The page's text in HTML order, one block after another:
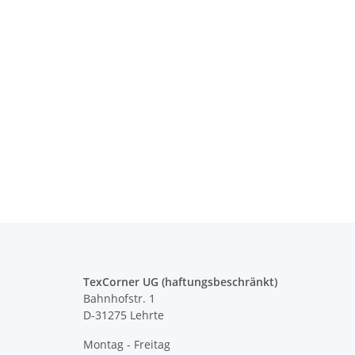
TexCorner UG (haftungsbeschränkt)
Bahnhofstr. 1
D-31275 Lehrte
Montag - Freitag